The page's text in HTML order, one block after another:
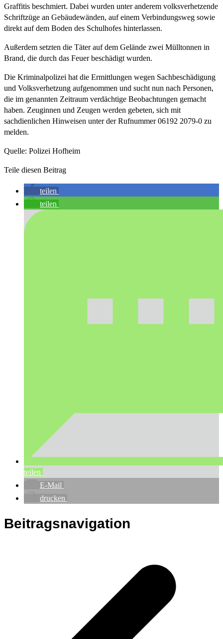
Graffitis beschmiert. Dabei wurden unter anderem volksverhetzende
Schriftzüge an Gebäudewänden, auf einem Verbindungsweg sowie
direkt auf dem Boden des Schulhofes hinterlassen.
Außerdem setzten die Täter auf dem Gelände zwei Mülltonnen in
Brand, die durch das Feuer beschädigt wurden.
Die Kriminalpolizei hat die Ermittlungen wegen Sachbeschädigung
und Volksverhetzung aufgenommen und sucht nun nach Personen,
die im genannten Zeitraum verdächtige Beobachtungen gemacht
haben. Zeuginnen und Zeugen werden gebeten, sich mit
sachdienlichen Hinweisen unter der Rufnummer 06192 2079-0 zu
melden.
Quelle: Polizei Hofheim
Teile diesen Beitrag
teilen
teilen
teilen
E-Mail
drucken
Beitragsnavigation